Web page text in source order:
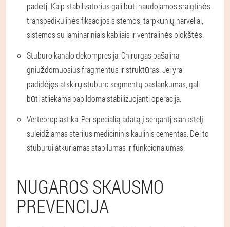
padėtį. Kaip stabilizatorius gali būti naudojamos sraigtinės
transpedikulinės fiksacijos sistemos, tarpkūnių narveliai,
sistemos su laminariniais kabliais ir ventralinės plokštės.
Stuburo kanalo dekompresija. Chirurgas pašalina
gniuždomuosius fragmentus ir struktūras. Jei yra
padidėjęs atskirų stuburo segmentų paslankumas, gali
būti atliekama papildoma stabilizuojanti operacija.
Vertebroplastika. Per specialią adatą į sergantį slankstelį
suleidžiamas sterilus medicininis kaulinis cementas. Dėl to
stuburui atkuriamas stabilumas ir funkcionalumas.
NUGAROS SKAUSMO
PREVENCIJA